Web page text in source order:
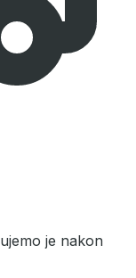
je nakon